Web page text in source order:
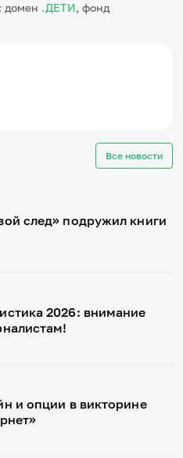
: домен .ДЕТИ, фонд
Все новости
след» подружил книги
2026: внимание
и опции в викторине